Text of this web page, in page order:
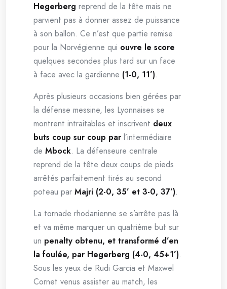
Hegerberg reprend de la tête mais ne
parvient pas à donner assez de puissance
à son ballon. Ce n’est que partie remise
pour la Norvégienne qui ouvre le score
quelques secondes plus tard sur un face
à face avec la gardienne (1-0, 11’).
Après plusieurs occasions bien gérées par
la défense messine, les Lyonnaises se
montrent intraitables et inscrivent deux
buts coup sur coup par l’intermédiaire
de Mbock. La défenseure centrale
reprend de la tête deux coups de pieds
arrêtés parfaitement tirés au second
poteau par Majri (2-0, 35’ et 3-0, 37’).
La tornade rhodanienne se s’arrête pas là
et va même marquer un quatrième but sur
un penalty obtenu, et transformé d’en
la foulée, par Hegerberg (4-0, 45+1’).
Sous les yeux de Rudi Garcia et Maxwel
Cornet venus assister au match, les